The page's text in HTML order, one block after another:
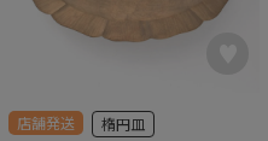
店舗発送 楕円皿